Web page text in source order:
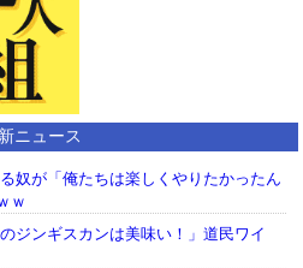
ニュース
奴が「俺たちは楽しくやりたかったん
ｗ
ジンギスカンは美味い！」道民ワイ